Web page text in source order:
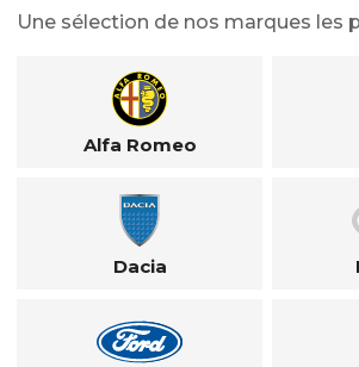
Une sélection de nos marques les
Alfa Romeo
Dacia